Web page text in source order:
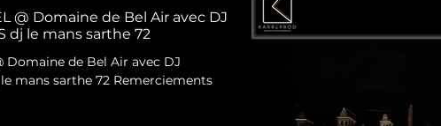
@ Domaine de Bel Air avec DJ
dj le mans sarthe 72
Domaine de Bel Air avec DJ
le mans sarthe 72 Remerciements